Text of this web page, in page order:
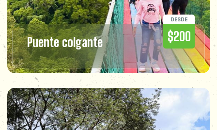
DESDE
$200
Puente colgante